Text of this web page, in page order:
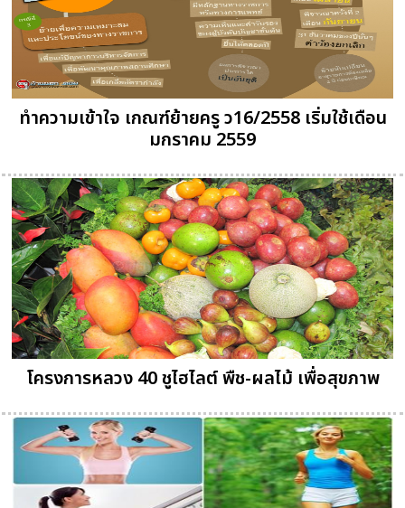
ทำความเข้าใจ เกณฑ์ย้ายครู ว16/2558 เริ่มใช้เดือน
มกราคม 2559
โครงการหลวง 40 ชูไฮไลต์ พืช-ผลไม้ เพื่อสุขภาพ